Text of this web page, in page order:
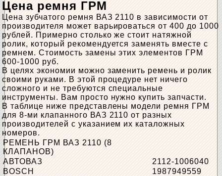
Цена ремня ГРМ
Цена зубчатого ремня ВАЗ 2110 в зависимости от
производителя может варьироваться от 400 до 1000
рублей. Примерно столько же стоит натяжной
ролик, который рекомендуется заменять вместе с
ремнем. Стоимость замены этих элементов ГРМ
600-1000 руб.
В целях экономии можно заменить ремень и ролик
своими руками. В этой процедуре нет ничего
сложного и не требуются специальные
инструменты. Вам просто нужно купить запчасти.
В таблице ниже представлены модели ремня ГРМ
для 8-ми клапанного ВАЗ 2110 от разных
производителей с указанием их каталожных
номеров.
РЕМЕНЬ ГРМ ВАЗ 2110 (8
КЛАПАНОВ)
АВТОВАЗ
2112-1006040
BOSCH
1987949559